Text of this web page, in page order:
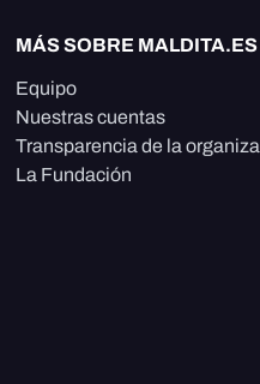
MÁS SOBRE MALDITA.ES
Equipo
Nuestras cuentas
Transparencia de la
La Fundación